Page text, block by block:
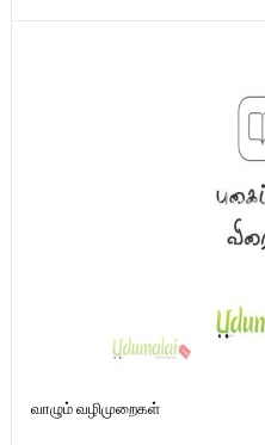
வாழும் வழிமுறைகள்